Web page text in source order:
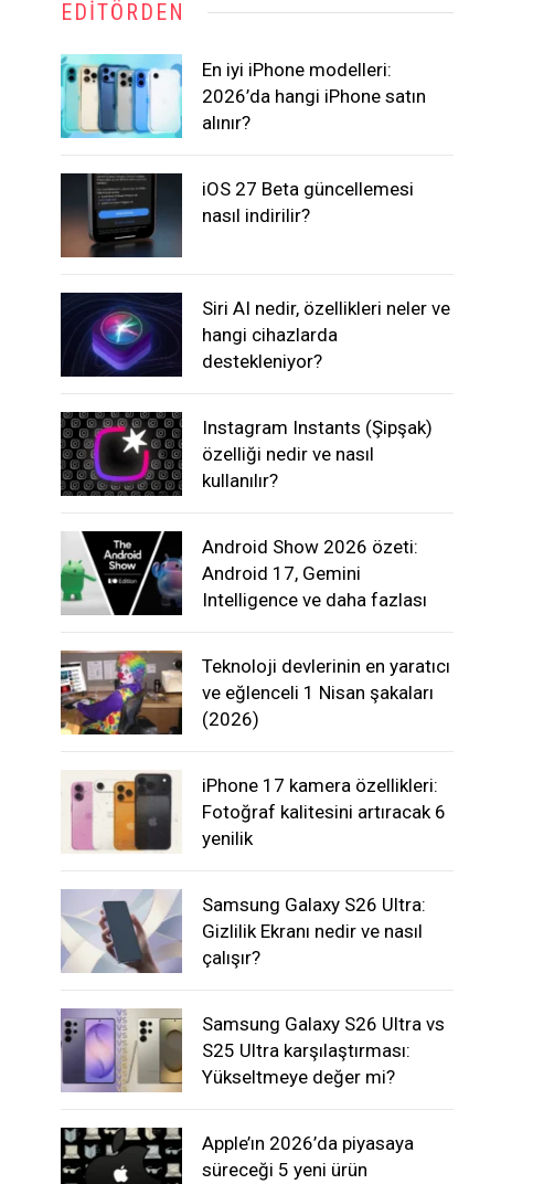
EDITÖRDEN
En iyi iPhone modelleri:
2026’da hangi iPhone satın
alınır?
iOS 27 Beta güncellemesi
nasıl indirilir?
Siri AI nedir, özellikleri neler ve
hangi cihazlarda
destekleniyor?
Instagram Instants (Şipşak)
özelliği nedir ve nasıl
kullanılır?
Android Show 2026 özeti:
Android 17, Gemini
Intelligence ve daha fazlası
Teknoloji devlerinin en yaratıcı
ve eğlenceli 1 Nisan şakaları
(2026)
iPhone 17 kamera özellikleri:
Fotoğraf kalitesini artıracak 6
yenilik
Samsung Galaxy S26 Ultra:
Gizlilik Ekranı nedir ve nasıl
çalışır?
Samsung Galaxy S26 Ultra vs
S25 Ultra karşılaştırması:
Yükseltmeye değer mi?
Apple’ın 2026’da piyasaya
süreceği 5 yeni ürün